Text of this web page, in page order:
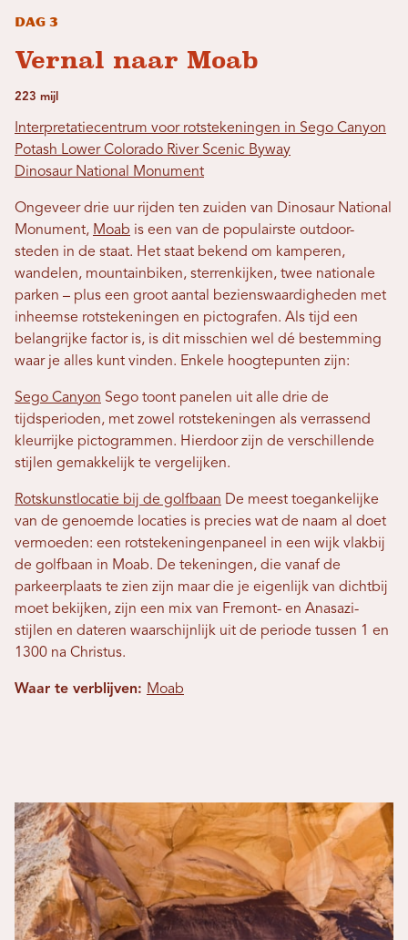
Dag 3
Vernal naar Moab
223 mijl
Interpretatiecentrum voor rotstekeningen in Sego Canyon
Potash Lower Colorado River Scenic Byway
Dinosaur National Monument
Ongeveer drie uur rijden ten zuiden van Dinosaur National
Monument, Moab is een van de populairste outdoor-
steden in de staat. Het staat bekend om kamperen,
wandelen, mountainbiken, sterrenkijken, twee nationale
parken – plus een groot aantal bezienswaardigheden met
inheemse rotstekeningen en pictografen. Als tijd een
belangrijke factor is, is dit misschien wel dé bestemming
waar je alles kunt vinden. Enkele hoogtepunten zijn:
Sego Canyon Sego toont panelen uit alle drie de
tijdsperioden, met zowel rotstekeningen als verrassend
kleurrijke pictogrammen. Hierdoor zijn de verschillende
stijlen gemakkelijk te vergelijken.
Rotskunstlocatie bij de golfbaan De meest toegankelijke
van de genoemde locaties is precies wat de naam al doet
vermoeden: een rotstekeningenpaneel in een wijk vlakbij
de golfbaan in Moab. De tekeningen, die vanaf de
parkeerplaats te zien zijn maar die je eigenlijk van dichtbij
moet bekijken, zijn een mix van Fremont- en Anasazi-
stijlen en dateren waarschijnlijk uit de periode tussen 1 en
1300 na Christus.
Waar te verblijven: Moab